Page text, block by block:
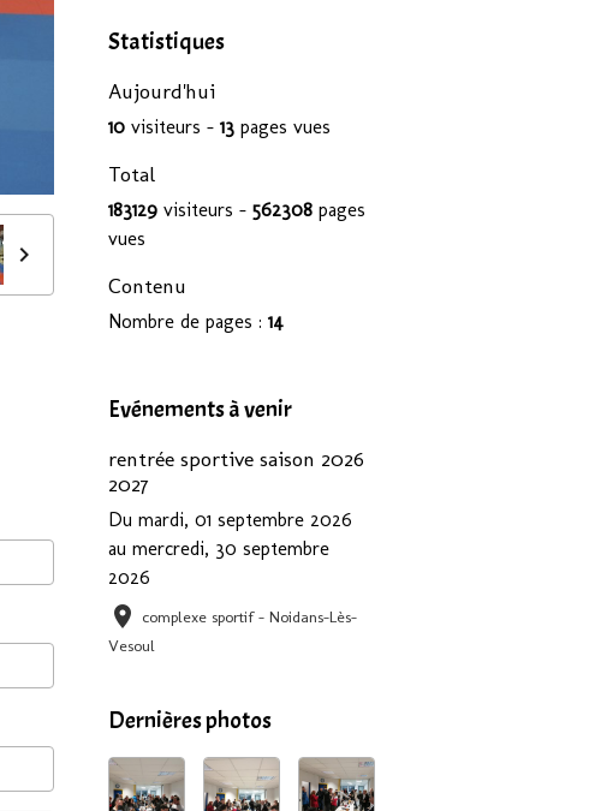
Statistiques
Aujourd'hui
10 visiteurs - 13 pages vues
Total
183129 visiteurs - 562308 pages
vues
Contenu
Nombre de pages : 14
Evénements à venir
rentrée sportive saison 2026
2027
Du mardi, 01 septembre 2026
au mercredi, 30 septembre
2026
complexe sportif - Noidans-Lès-
Vesoul
Dernières photos